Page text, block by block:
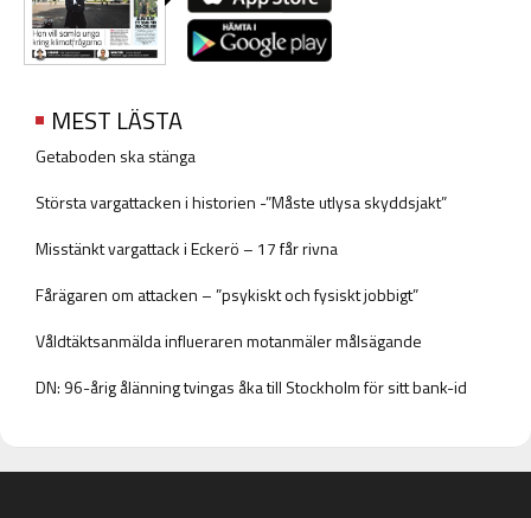
MEST LÄSTA
Getaboden ska stänga
Största vargattacken i historien -”Måste utlysa skyddsjakt”
Misstänkt vargattack i Eckerö – 17 får rivna
Fårägaren om attacken – ”psykiskt och fysiskt jobbigt”
Våldtäktsanmälda influeraren motanmäler målsägande
DN: 96-årig ålänning tvingas åka till Stockholm för sitt bank-id